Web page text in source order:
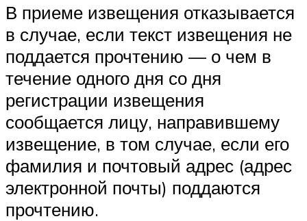
В приеме извещения отказывается
в случае, если текст извещения не
поддается прочтению — о чем в
течение одного дня со дня
регистрации извещения
сообщается лицу, направившему
извещение, в том случае, если его
фамилия и почтовый адрес (адрес
электронной почты) поддаются
прочтению.